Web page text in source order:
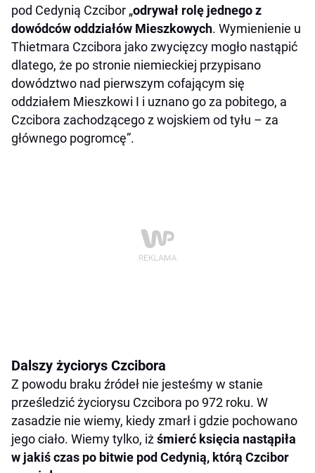
pod Cedynią Czcibor „odrywał rolę jednego z
dowódców oddziałów Mieszkowych. Wymienienie u
Thietmara Czcibora jako zwycięzcy mogło nastąpić
dlatego, że po stronie niemieckiej przypisano
dowództwo nad pierwszym cofającym się
oddziałem Mieszkowi I i uznano go za pobitego, a
Czcibora zachodzącego z wojskiem od tyłu – za
głównego pogromcę”.
Dalszy życiorys Czcibora
Z powodu braku źródeł nie jesteśmy w stanie
prześledzić życiorysu Czcibora po 972 roku. W
zasadzie nie wiemy, kiedy zmarł i gdzie pochowano
jego ciało. Wiemy tylko, iżśmierć księcia nastąpiła
w jakiś czas po bitwie pod Cedynią, którą Czcibor